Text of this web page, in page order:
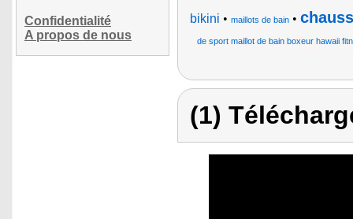
Confidentialité
A propos de nous
bikini • maillots de bain •
de sport maillot de bain boxeur hawaii
(1)